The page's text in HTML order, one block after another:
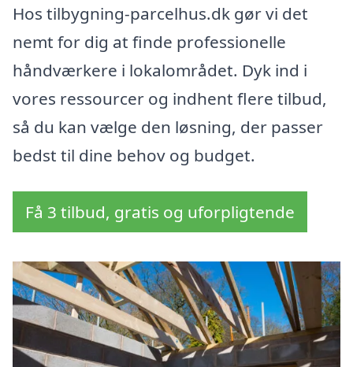
Hos tilbygning-parcelhus.dk gør vi det
nemt for dig at finde professionelle
håndværkere i lokalområdet. Dyk ind i
vores ressourcer og indhent flere tilbud,
så du kan vælge den løsning, der passer
bedst til dine behov og budget.
Få 3 tilbud, gratis og uforpligtende